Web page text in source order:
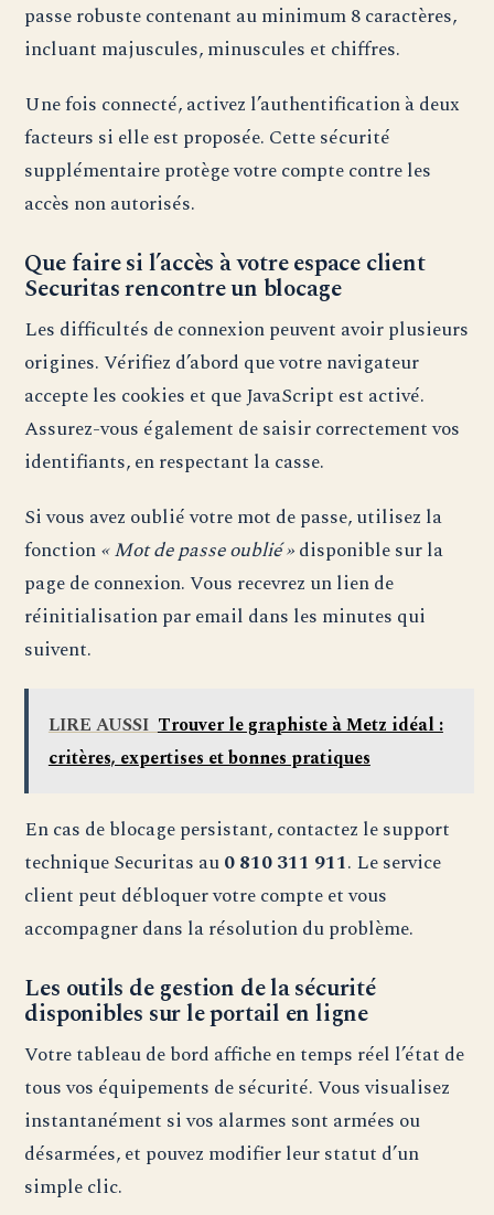
passe robuste contenant au minimum 8 caractères,
incluant majuscules, minuscules et chiffres.
Une fois connecté, activez l’authentification à deux
facteurs si elle est proposée. Cette sécurité
supplémentaire protège votre compte contre les
accès non autorisés.
Que faire si l’accès à votre espace client
Securitas rencontre un blocage
Les difficultés de connexion peuvent avoir plusieurs
origines. Vérifiez d’abord que votre navigateur
accepte les cookies et que JavaScript est activé.
Assurez-vous également de saisir correctement vos
identifiants, en respectant la casse.
Si vous avez oublié votre mot de passe, utilisez la
fonction« Mot de passe oublié »disponible sur la
page de connexion. Vous recevrez un lien de
réinitialisation par email dans les minutes qui
suivent.
LIRE AUSSI Trouver le graphiste à Metz idéal :
critères, expertises et bonnes pratiques
En cas de blocage persistant, contactez le support
technique Securitas au0 810 311 911. Le service
client peut débloquer votre compte et vous
accompagner dans la résolution du problème.
Les outils de gestion de la sécurité
disponibles sur le portail en ligne
Votre tableau de bord affiche en temps réel l’état de
tous vos équipements de sécurité. Vous visualisez
instantanément si vos alarmes sont armées ou
désarmées, et pouvez modifier leur statut d’un
simple clic.